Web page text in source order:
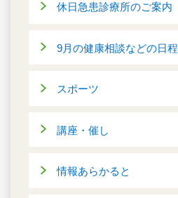
休日急患診療所のご案内
9月の健康相談などの日程
スポーツ
講座・催し
情報あらかると